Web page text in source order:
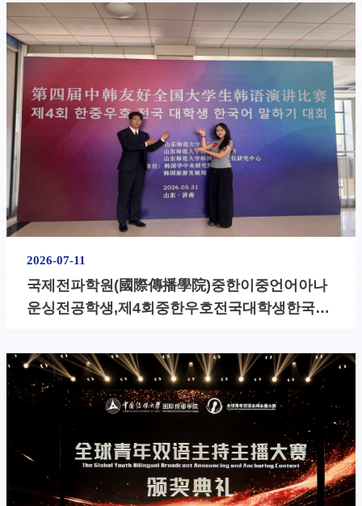
2026-07-11
​국제전파학원(國際傳播學院)중한이중언어아나
운싱전공학생,제4회중한우호전국대학생한국어